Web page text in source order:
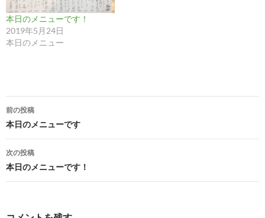
本日のメニューです！
2019年5月24日
本日のメニュー
投
稿
ナ
ビ
前の投稿
本日のメニューです
次の投稿
本日のメニューです！